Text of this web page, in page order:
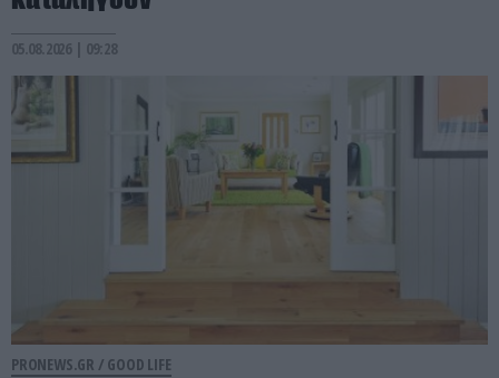
05.08.2026 | 09:28
PRONEWS.GR / GOOD LIFE